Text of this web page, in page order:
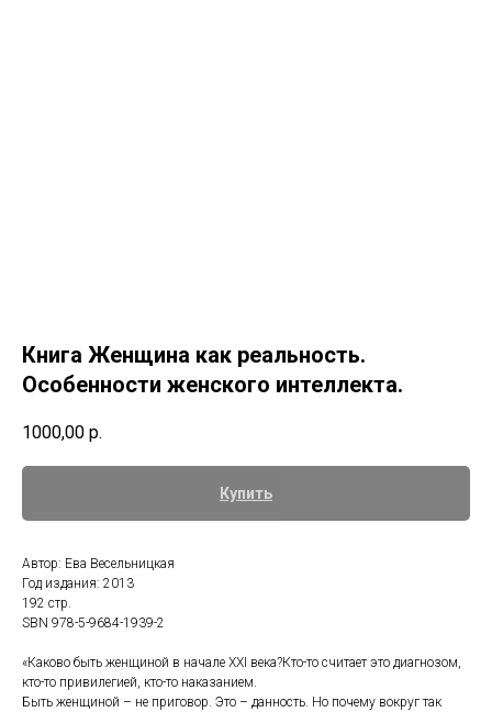
Книга Женщина как реальность.
Особенности женского интеллекта.
1000,00 р.
Купить
Автор: Ева Весельницкая
Год издания: 2013
192 стр.
SBN 978-5-9684-1939-2
«Каково быть женщиной в начале ХХI века?Кто-то считает это диагнозом,
кто-то привилегией, кто-то наказанием.
Быть женщиной – не приговор. Это – данность. Но почему вокруг так